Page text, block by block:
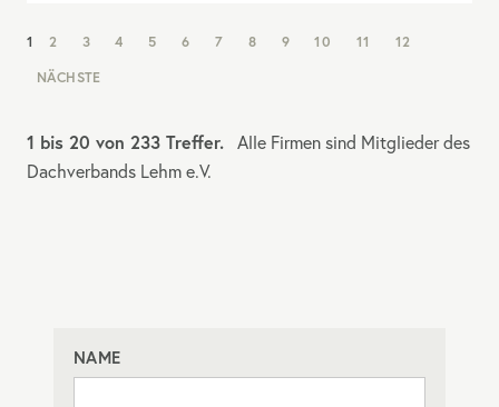
NAV:
1 2 3 4 5 6 7 8 9 10 11
12
NÄCHSTE
1 bis 20 von 233 Treffer. Alle Firmen sind Mitglieder des
Dachverbands Lehm e.V.
NAME